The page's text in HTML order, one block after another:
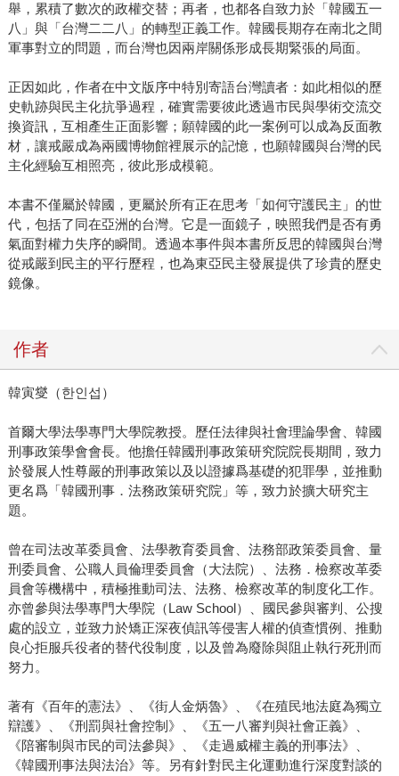
舉，累積了數次的政權交替；再者，也都各自致力於「韓國五一
八」與「台灣二二八」的轉型正義工作。韓國長期存在南北之間
軍事對立的問題，而台灣也因兩岸關係形成長期緊張的局面。
正因如此，作者在中文版序中特別寄語台灣讀者：如此相似的歷
史軌跡與民主化抗爭過程，確實需要彼此透過市民與學術交流交
換資訊，互相產生正面影響；願韓國的此一案例可以成為反面教
材，讓戒嚴成為兩國博物館裡展示的記憶，也願韓國與台灣的民
主化經驗互相照亮，彼此形成模範。
本書不僅屬於韓國，更屬於所有正在思考「如何守護民主」的世
代，包括了同在亞洲的台灣。它是一面鏡子，映照我們是否有勇
氣面對權力失序的瞬間。透過本事件與本書所反思的韓國與台灣
從戒嚴到民主的平行歷程，也為東亞民主發展提供了珍貴的歷史
鏡像。
作者
韓寅燮（한인섭）
首爾大學法學專門大學院教授。歷任法律與社會理論學會、韓國
刑事政策學會會長。他擔任韓國刑事政策研究院院長期間，致力
於發展人性尊嚴的刑事政策以及以證據爲基礎的犯罪學，並推動
更名爲「韓國刑事．法務政策研究院」等，致力於擴大研究主
題。
曾在司法改革委員會、法學教育委員會、法務部政策委員會、量
刑委員會、公職人員倫理委員會（大法院）、法務．檢察改革委
員會等機構中，積極推動司法、法務、檢察改革的制度化工作。
亦曾參與法學專門大學院（Law School）、國民參與審判、公搜
處的設立，並致力於矯正深夜偵訊等侵害人權的偵查慣例、推動
良心拒服兵役者的替代役制度，以及曾為廢除與阻止執行死刑而
努力。
著有《百年的憲法》、《街人金炳魯》、《在殖民地法庭為獨立
辯護》、《刑罰與社會控制》、《五一八審判與社會正義》、
《陪審制與市民的司法參與》、《走過威權主義的刑事法》、
《韓國刑事法與法治》等。另有針對民主化運動進行深度對談的